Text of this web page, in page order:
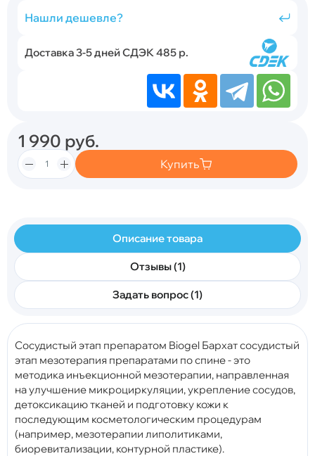
Нашли дешевле?
Доставка 3-5 дней СДЭК 485 р.
1 990 руб.
Купить
Описание товара
Отзывы (1)
Задать вопрос (1)
Cосудистый этап препаратом Biogel Бархат сосудистый
этап мезотерапия препаратами по спине - это
методика инъекционной мезотерапии, направленная
на улучшение микроциркуляции, укрепление сосудов,
детоксикацию тканей и подготовку кожи к
последующим косметологическим процедурам
(например, мезотерапии липолитиками,
биоревитализации, контурной пластике).